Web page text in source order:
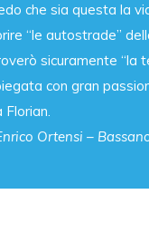
che sia questa la
“le autostrade”
sicuramente “la
con gran
Florian.
Ortensi –